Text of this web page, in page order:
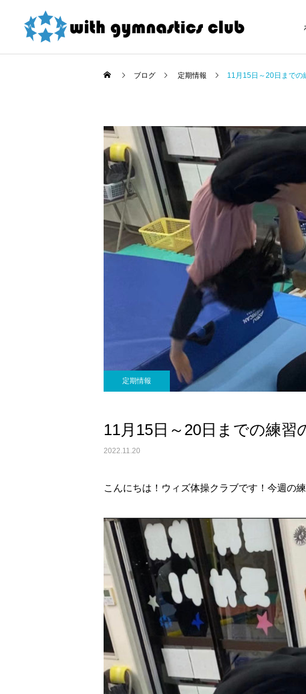
お知らせ
令和8年度未就園児クラス
新規会員様募集中！
ウィ
４段
ブログ 定期情報 11月15日～20日までの
定期情報
11月15日～20日までの練習
2022.11.20
こんにちは！ウィズ体操クラブです！今週の